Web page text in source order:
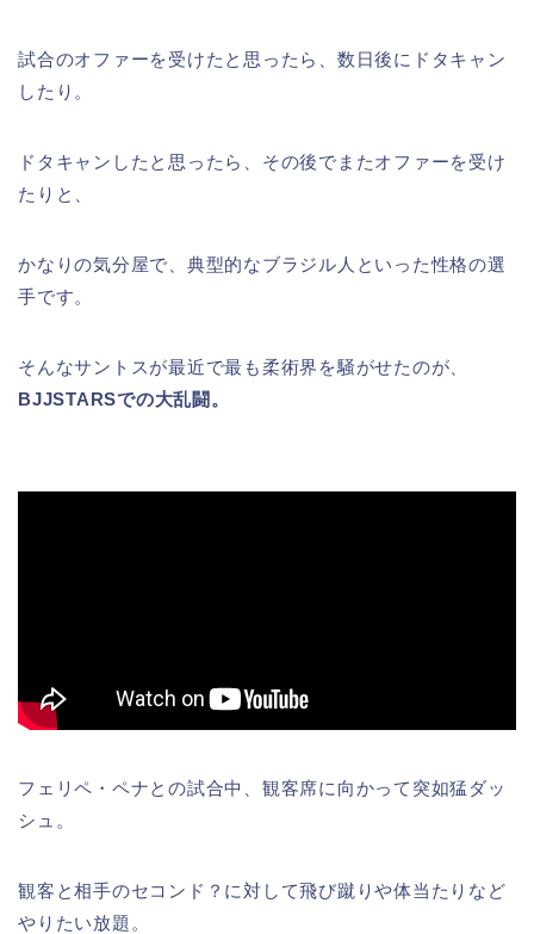
試合のオファーを受けたと思ったら、数日後にドタキャン
したり。
ドタキャンしたと思ったら、その後でまたオファーを受け
たりと、
かなりの気分屋で、典型的なブラジル人といった性格の選
手です。
そんなサントスが最近で最も柔術界を騒がせたのが、
BJJSTARSでの大乱闘。
フェリペ・ペナとの試合中、観客席に向かって突如猛ダッ
シュ。
観客と相手のセコンド？に対して飛び蹴りや体当たりなど
やりたい放題。